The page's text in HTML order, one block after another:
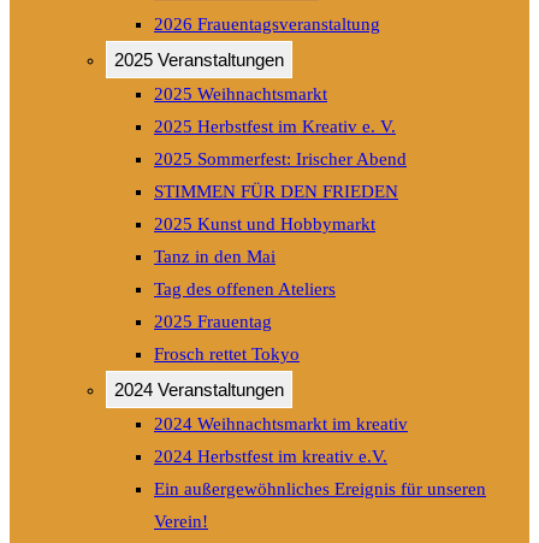
2026 Frauentagsveranstaltung
2025 Veranstaltungen
2025 Weihnachtsmarkt
2025 Herbstfest im Kreativ e. V.
2025 Sommerfest: Irischer Abend
STIMMEN FÜR DEN FRIEDEN
2025 Kunst und Hobbymarkt
Tanz in den Mai
Tag des offenen Ateliers
2025 Frauentag
Frosch rettet Tokyo
2024 Veranstaltungen
2024 Weihnachtsmarkt im kreativ
2024 Herbstfest im kreativ e.V.
Ein außergewöhnliches Ereignis für unseren
Verein!